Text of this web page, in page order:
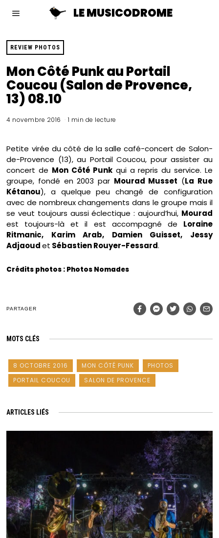
LE MUSICODROME
REVIEW PHOTOS
Mon Côté Punk au Portail
Coucou (Salon de Provence,
13) 08.10
4 novembre 2016 1 min de lecture
Petite virée du côté de la salle café-concert de Salon-
de-Provence (13), au Portail Coucou, pour assister au
concert de Mon Côté Punk qui a repris du service. Le
groupe, fondé en 2003 par Mourad Musset (La Rue
Kétanou), a quelque peu changé de configuration
avec de nombreux changements dans le groupe mais il
se veut toujours aussi éclectique : aujourd’hui, Mourad
est toujours-là et il est accompagné de Loraine
Ritmanic, Karim Arab, Damien Guisset, Jessy
Adjaoudet Sébastien Rouyer-Fessard.
Crédits photos : Photos Nomades
PARTAGER
MOTS CLÉS
8 OCTOBRE 2016 MON CÔTÉ PUNK
PHOTOS
PORTAIL COUCOU
SALON DE PROVENCE
ARTICLES LIÉS